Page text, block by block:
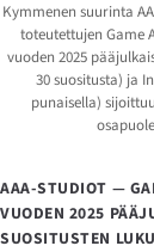
Kymmenen suurinta
toteutettujen Game
vuoden 2025
30 suositusta) ja
punaisella)
AAA-STUDIOT —
VUODEN 2025
SUOSITUSTEN